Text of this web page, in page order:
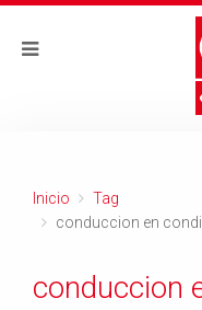
Inicio
Tag
conduccion en
conduccion